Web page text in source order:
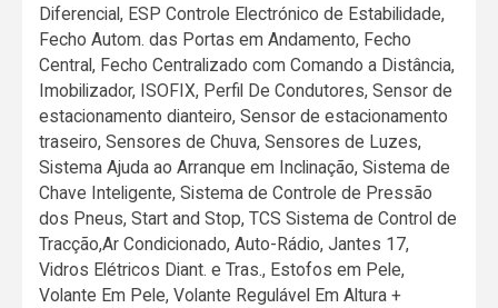
Diferencial, ESP Controle Electrónico de Estabilidade,
Fecho Autom. das Portas em Andamento, Fecho
Central, Fecho Centralizado com Comando a Distância,
Imobilizador, ISOFIX, Perfil De Condutores, Sensor de
estacionamento dianteiro, Sensor de estacionamento
traseiro, Sensores de Chuva, Sensores de Luzes,
Sistema Ajuda ao Arranque em Inclinação, Sistema de
Chave Inteligente, Sistema de Controle de Pressão
dos Pneus, Start and Stop, TCS Sistema de Control de
Tracção,Ar Condicionado, Auto-Rádio, Jantes 17,
Vidros Elétricos Diant. e Tras., Estofos em Pele,
Volante Em Pele, Volante Regulável Em Altura +